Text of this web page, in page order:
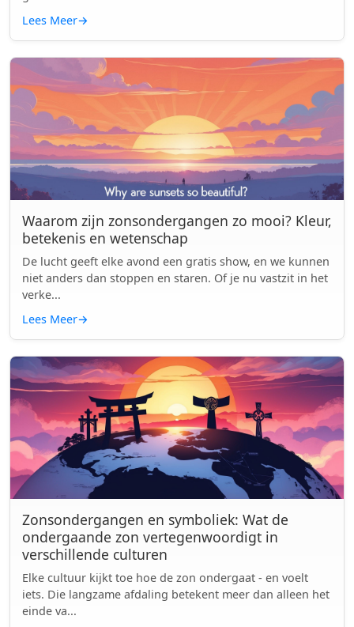
Lees Meer→
Waarom zijn zonsondergangen zo mooi? Kleur,
betekenis en wetenschap
De lucht geeft elke avond een gratis show, en we kunnen
niet anders dan stoppen en staren. Of je nu vastzit in het
verke...
Lees Meer→
Zonsondergangen en symboliek: Wat de
ondergaande zon vertegenwoordigt in
verschillende culturen
Elke cultuur kijkt toe hoe de zon ondergaat - en voelt
iets. Die langzame afdaling betekent meer dan alleen het
einde va...